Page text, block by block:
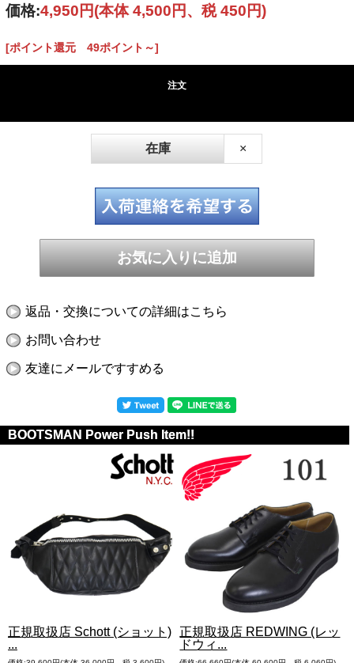
価格:4,950円(本体 4,500円、税 450円)
[ポイント還元 49ポイント～]
注文
在庫 ×
返品・交換についての詳細はこちら
お問い合わせ
友達にメールですすめる
BOOTSMAN Power Push Item!!
正規取扱店 Schott (ショット)
...
正規取扱店 REDWING (レッ
ドウィ...